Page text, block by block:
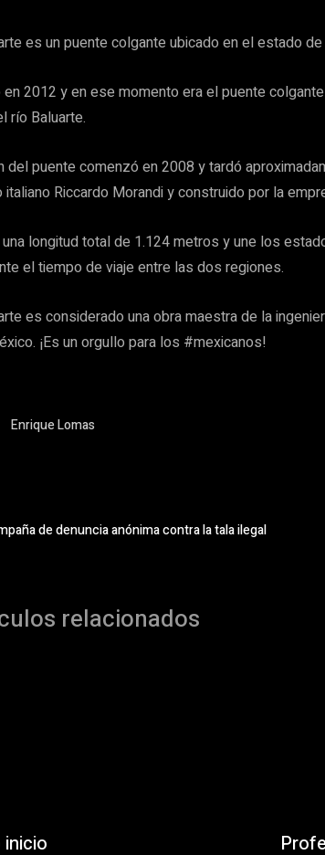
es un puente colgante ubicado en el estado
en 2012 y en ese momento era el puente
río Baluarte.
del puente comenzó en 2008 y tardó
Riccardo Morandi y construido por la
longitud total de 1.124 metros y une los
el tiempo de viaje entre las dos regiones.
es considerado una obra maestra de la
¡Es un orgullo para los #mexicanos!
Enrique Lomas
de denuncia anónima contra la tala ilegal
relacionados